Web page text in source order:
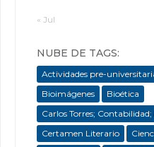
« Jul
NUBE DE TAGS:
Actividades pre-
Bioimágenes
Bioética
Carlos Torres;
Certamen Literario